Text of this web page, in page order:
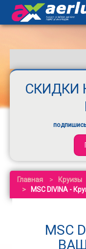
СКИДКИ
Главная
Круизы
MSC DIVINA -
MSC